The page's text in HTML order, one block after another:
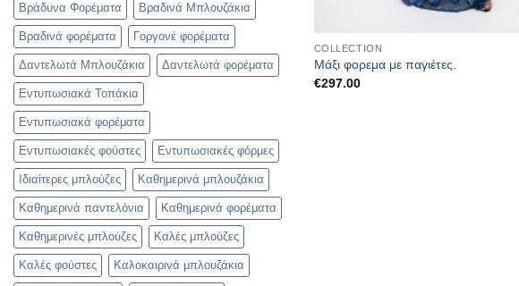
Βράδυνα Φορέματα Βραδινά Μπλουζάκια
Βραδινά φορέματα Γοργονέ φορέματα
Δαντελωτά Μπλουζάκια Δαντελωτά φορέματα
Εντυπωσιακά Τοπάκια
Εντυπωσιακά φορέματα
Εντυπωσιακές φούστες Εντυπωσιακές φόρμες
Ιδιαίτερες μπλούζες Καθημερινά μπλουζάκια
Καθημερινά παντελόνια Καθημερινά φορέματα
Καθημερινές μπλούζες Καλές μπλούζες
Καλές φούστες Καλοκαιρινά μπλουζάκια
COLLECTION
Μάξι φορεμα με παγιέτες.
€297.00